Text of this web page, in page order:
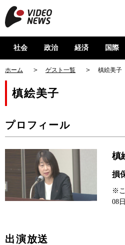
社会 政治 経済 国際
ホーム ゲスト一覧 槙絵美子
槙絵美子
プロフィール
槙
損
※こ
08
出演放送